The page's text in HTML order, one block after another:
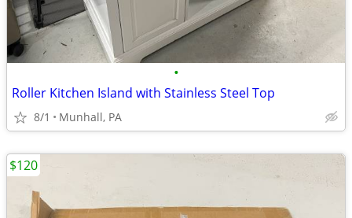
•
Roller Kitchen Island with Stainless Steel Top
8/1 Munhall, PA
$120